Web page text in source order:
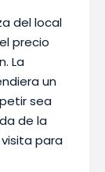
del local
precio
La
un
sea
de la
para